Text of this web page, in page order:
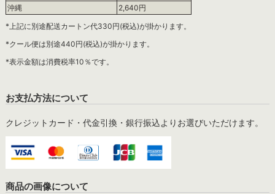
沖縄
2,640円
*上記に別途配送カートン代330円(税込)が掛かります。
*クール便は別途440円(税込)が掛かります。
*表示金額は消費税率10％です。
お支払方法について
クレジットカード・代金引換・銀行振込よりお選びいただけます。
商品の画像について